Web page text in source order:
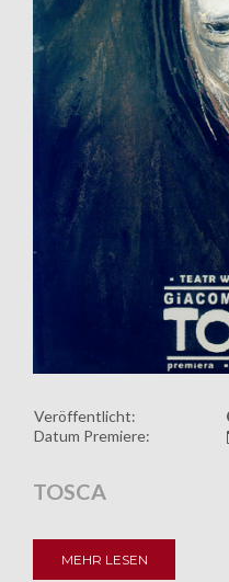
Veröffentlicht:
Datum Premiere:
TOSCA
MEHR LESEN